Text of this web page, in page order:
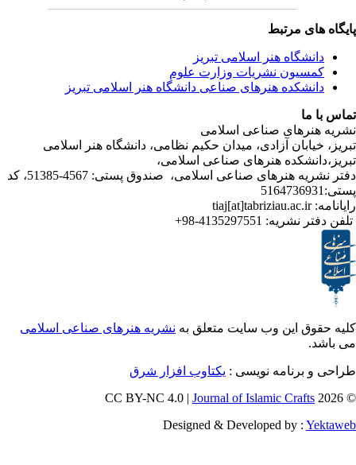
مرتبط
هنر اسلامی تبریز
نشریات وزارت علوم
هنرهای صناعی دانشگاه هنر اسلامی تبریز
صناعی اسلامی
آزادی، میدان حکیم نظامی، دانشگاه هنر اسلامی
هنرهای صناعی اسلامی،
دفتر نشریه هنرهای صناعی اسلامی، صندوق پستی: 4567-51385، کد
نشریه:4135297551-98+
این وب سایت متعلق بهنشریه هنرهای صناعی اسلامی
نویسی : یکتاوب افزار شرق
Journal of Islamic
Designed & Developed by :